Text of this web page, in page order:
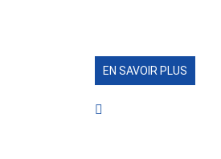
EN SAVOIR PLUS